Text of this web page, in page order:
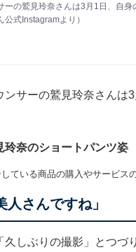
ーの鷲見玲奈さんは3月1日、自
式Instagramより）
ンサーの鷲見玲奈さんは
玲奈のショートパンツ姿
ている商品の購入やサービス
人さんですね」
久しぶりの撮影」とつづ